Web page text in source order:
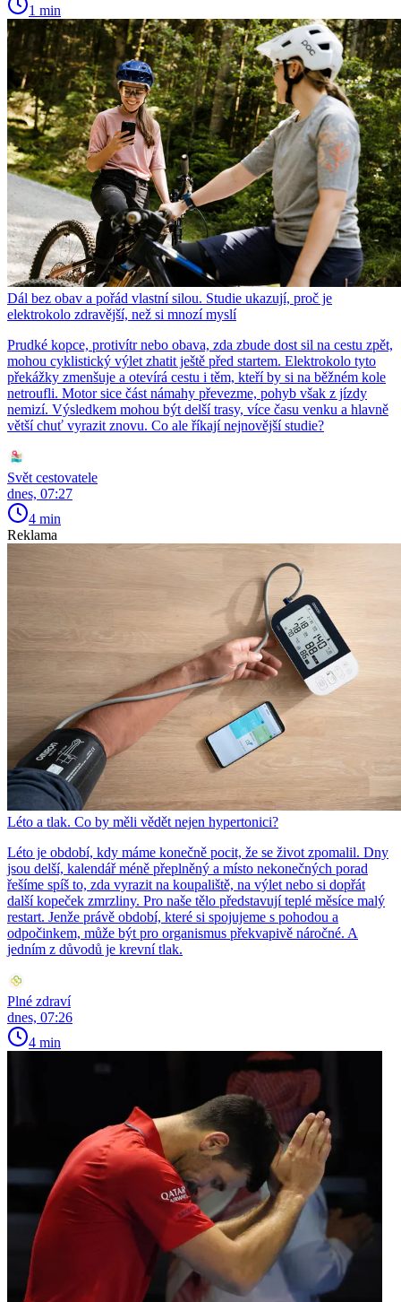
1 min
Dál bez obav a pořád vlastní silou. Studie ukazují, proč je
elektrokolo zdravější, než si mnozí myslí
Prudké kopce, protivítr nebo obava, zda zbude dost sil na cestu zpět,
mohou cyklistický výlet zhatit ještě před startem. Elektrokolo tyto
překážky zmenšuje a otevírá cestu i těm, kteří by si na běžném kole
netroufli. Motor sice část námahy převezme, pohyb však z jízdy
nemizí. Výsledkem mohou být delší trasy, více času venku a hlavně
větší chuť vyrazit znovu. Co ale říkají nejnovější studie?
Svět cestovatele
dnes, 07:27
4 min
Reklama
Léto a tlak. Co by měli vědět nejen hypertonici?
Léto je období, kdy máme konečně pocit, že se život zpomalil. Dny
jsou delší, kalendář méně přeplněný a místo nekonečných porad
řešíme spíš to, zda vyrazit na koupaliště, na výlet nebo si dopřát
další kopeček zmrzliny. Pro naše tělo představují teplé měsíce malý
restart. Jenže právě období, které si spojujeme s pohodou a
odpočinkem, může být pro organismus překvapivě náročné. A
jedním z důvodů je krevní tlak.
Plné zdraví
dnes, 07:26
4 min